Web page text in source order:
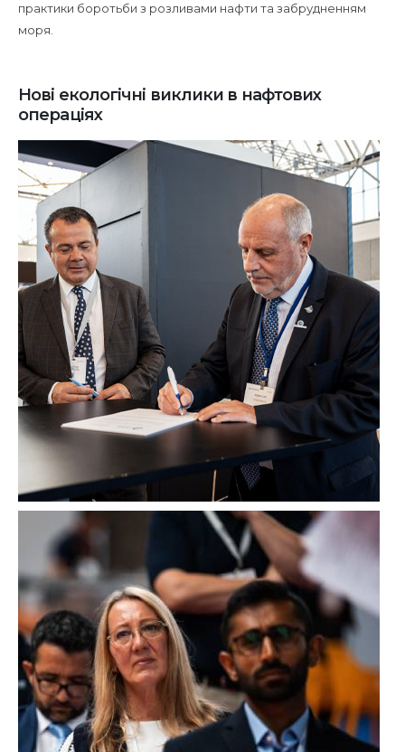
та
практики боротьби з розливами нафти та забрудненням
моря.
Нові екологічні виклики в нафтових
операціях